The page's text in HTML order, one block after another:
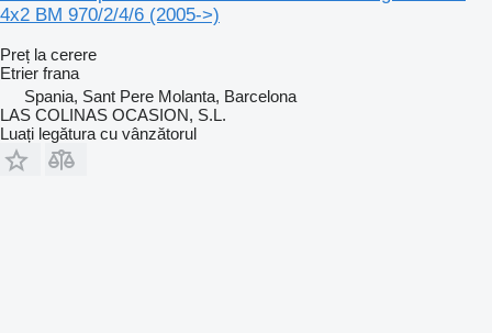
4x2 BM 970/2/4/6 (2005->)
Preț la cerere
Etrier frana
Spania, Sant Pere Molanta, Barcelona
LAS COLINAS OCASION, S.L.
Luați legătura cu vânzătorul